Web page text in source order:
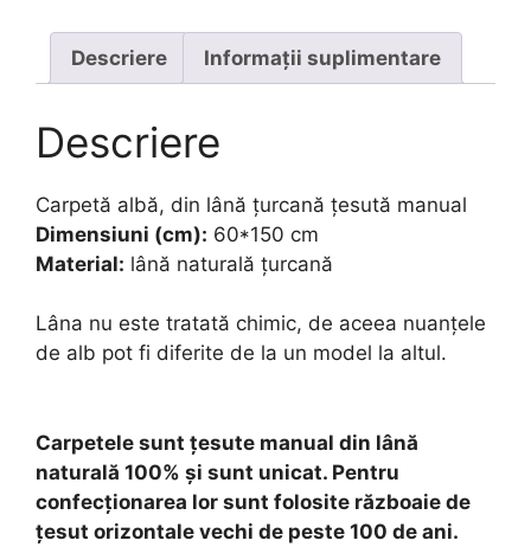
alb
Descriere Informații suplimentare
Descriere
Carpetă albă, din lână țurcană țesută manual
Dimensiuni (cm): 60*150 cm
Material: lână naturală țurcană
Lâna nu este tratată chimic, de aceea nuanțele
de alb pot fi diferite de la un model la altul.
Carpetele sunt țesute manual din lână
naturală 100% și sunt unicat. Pentru
confecționarea lor sunt folosite războaie de
țesut orizontale vechi de peste 100 de ani.